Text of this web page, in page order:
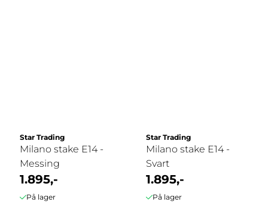
Star Trading
Milano stake E14 -
Messing
1.895,-
På lager
Star Trading
Milano stake E14 -
Svart
1.895,-
På lager